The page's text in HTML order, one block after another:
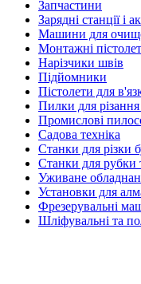
Запчастини
Зарядні станції і
Машини для
Монтажні
Нарізчики швів
Підйомники
Пістолети для
Пилки для різання
Промислові
Садова техніка
Станки для різки
Станки для рубки
Уживане
Установки для
Фрезерувальні
Шліфувальні та